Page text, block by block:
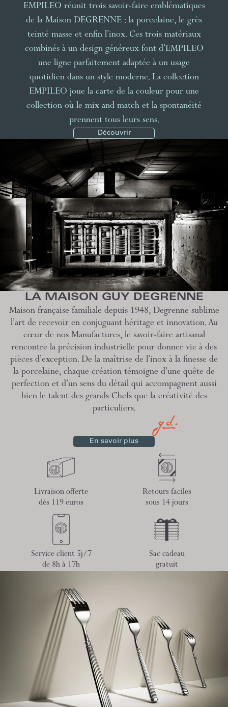
EMPILEO réunit trois savoir-faire emblématiques
de la Maison DEGRENNE : la porcelaine, le grès
teinté masse et enfin l’inox. Ces trois matériaux
combinés à un design généreux font d’EMPILEO
une ligne parfaitement adaptée à un usage
quotidien dans un style moderne. La collection
EMPILEO joue la carte de la couleur pour une
collection où le mix and match et la spontanéité
prennent tous leurs sens.
Découvrir
LA MAISON GUY DEGRENNE
Maison française familiale depuis 1948, Degrenne sublime
l’art de recevoir en conjuguant héritage et innovation. Au
cœur de nos Manufactures, le savoir-faire artisanal
rencontre la précision industrielle pour donner vie à des
pièces d’exception. De la maîtrise de l’inox à la finesse de
la porcelaine, chaque création témoigne d’une quête de
perfection et d’un sens du détail qui accompagnent aussi
bien le talent des grands Chefs que la créativité des
particuliers.
En savoir plus
Livraison offerte
dès 119 euros
Retours faciles
sous 14 jours
Service client 5j/7
de 8h à 17h
Sac cadeau
gratuit